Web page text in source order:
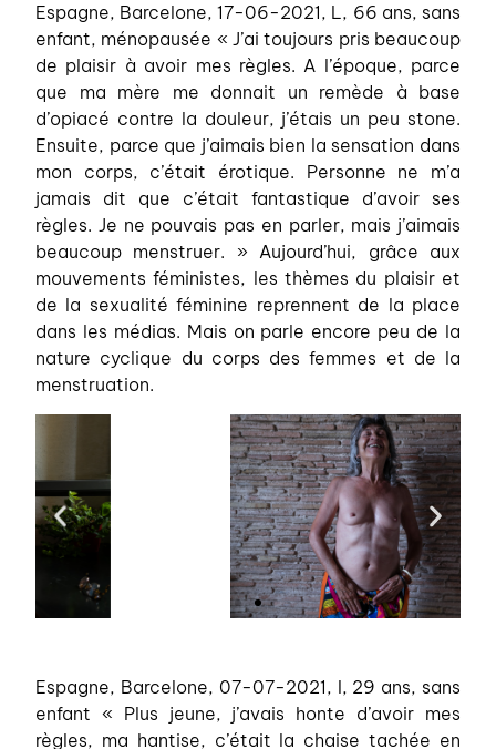
Espagne, Barcelone, 17-06-2021, L, 66 ans, sans
enfant, ménopausée « J’ai toujours pris beaucoup
de plaisir à avoir mes règles. A l’époque, parce
que ma mère me donnait un remède à base
d’opiacé contre la douleur, j’étais un peu stone.
Ensuite, parce que j’aimais bien la sensation dans
mon corps, c’était érotique. Personne ne m’a
jamais dit que c’était fantastique d’avoir ses
règles. Je ne pouvais pas en parler, mais j’aimais
beaucoup menstruer. » Aujourd’hui, grâce aux
mouvements féministes, les thèmes du plaisir et
de la sexualité féminine reprennent de la place
dans les médias. Mais on parle encore peu de la
nature cyclique du corps des femmes et de la
menstruation.
Espagne, Barcelone, 07-07-2021, I, 29 ans, sans
enfant « Plus jeune, j’avais honte d’avoir mes
règles, ma hantise, c’était la chaise tachée en